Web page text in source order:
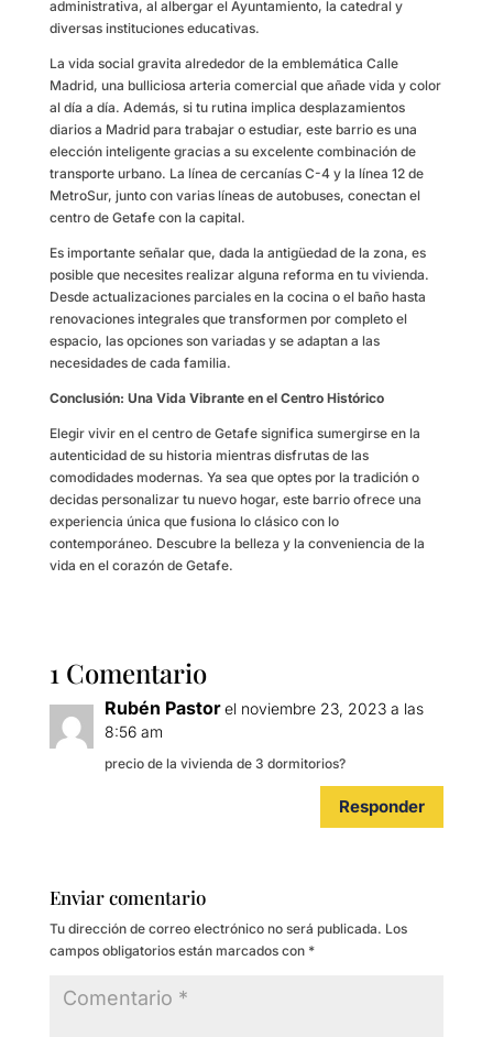
administrativa, al albergar el Ayuntamiento, la catedral y
diversas instituciones educativas.
La vida social gravita alrededor de la emblemática Calle
Madrid, una bulliciosa arteria comercial que añade vida y color
al día a día. Además, si tu rutina implica desplazamientos
diarios a Madrid para trabajar o estudiar, este barrio es una
elección inteligente gracias a su excelente combinación de
transporte urbano. La línea de cercanías C-4 y la línea 12 de
MetroSur, junto con varias líneas de autobuses, conectan el
centro de Getafe con la capital.
Es importante señalar que, dada la antigüedad de la zona, es
posible que necesites realizar alguna reforma en tu vivienda.
Desde actualizaciones parciales en la cocina o el baño hasta
renovaciones integrales que transformen por completo el
espacio, las opciones son variadas y se adaptan a las
necesidades de cada familia.
Conclusión: Una Vida Vibrante en el Centro Histórico
Elegir vivir en el centro de Getafe significa sumergirse en la
autenticidad de su historia mientras disfrutas de las
comodidades modernas. Ya sea que optes por la tradición o
decidas personalizar tu nuevo hogar, este barrio ofrece una
experiencia única que fusiona lo clásico con lo
contemporáneo. Descubre la belleza y la conveniencia de la
vida en el corazón de Getafe.
1 Comentario
Rubén Pastorel noviembre 23, 2023 a las
8:56 am
precio de la vivienda de 3 dormitorios?
Responder
Enviar comentario
Tu dirección de correo electrónico no será publicada. Los
campos obligatorios están marcados con *